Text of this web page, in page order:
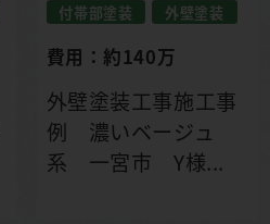
付帯部塗装 外壁塗装
費用：約140万
外壁塗装工事施工事
例 濃いベージュ
系 一宮市 Y様...